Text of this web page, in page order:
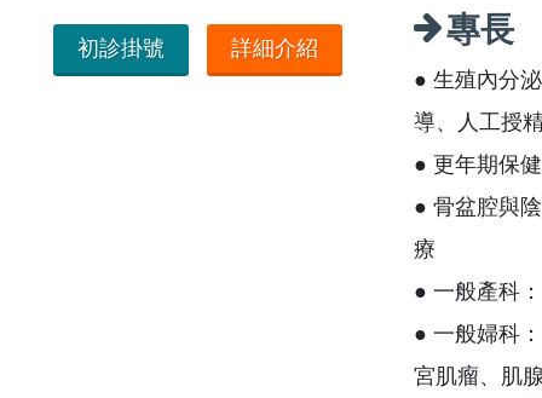
初診掛號 詳細介紹 專長
● 生殖內分
導、人工授
● 更年期保
● 骨盆腔與
療
● 一般產科
● 一般婦科
宮肌瘤、肌